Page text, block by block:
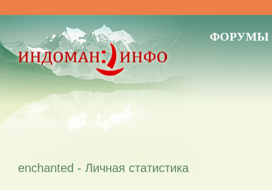
ФОРУМЫ
enchanted - Личная статистика